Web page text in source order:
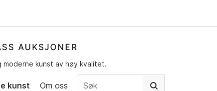
moderne kunst av høy kvalitet.
kunst Om oss